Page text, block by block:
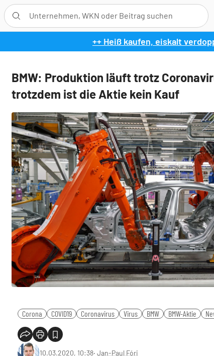
++ Heiß kaufen, eiskalt
BMW: Produktion läuft trotz
trotzdem ist die Aktie kein Kauf
Corona COVID19 Coronavirus Virus BMW BMW-Aktie
10.03.2020, 10:38‧ Jan-Paul Fóri